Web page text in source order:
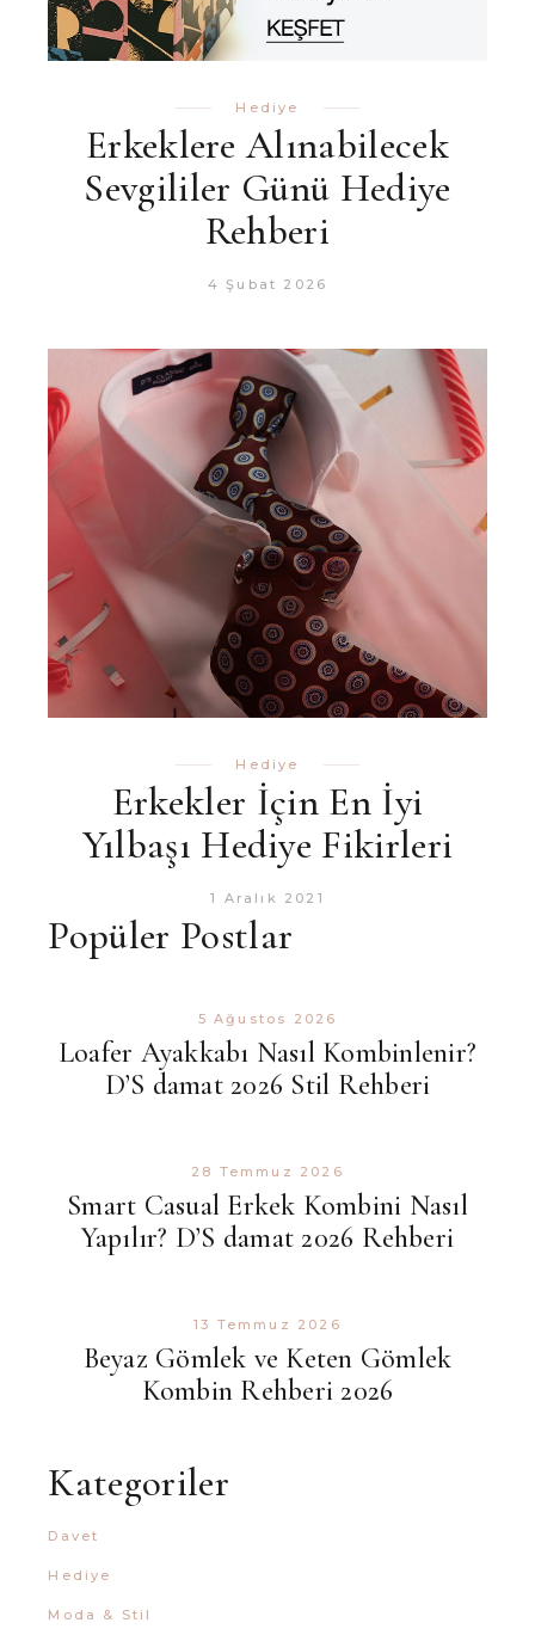
Hediye
Erkeklere Alınabilecek
Sevgililer Günü Hediye
Rehberi
4 Şubat 2026
Hediye
Erkekler İçin En İyi
Yılbaşı Hediye Fikirleri
1 Aralık 2021
Popüler Postlar
Loafer Ayakkabı Nasıl Kombinlenir?
D’S damat 2026 Stil Rehberi
5 Ağustos 2026
Smart Casual Erkek Kombini Nasıl
Yapılır? D’S damat 2026 Rehberi
28 Temmuz 2026
Beyaz Gömlek ve Keten Gömlek
Kombin Rehberi 2026
13 Temmuz 2026
Kategoriler
Davet
Hediye
Moda & Stil